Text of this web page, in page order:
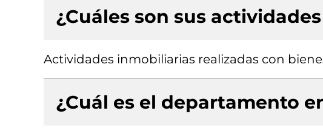
¿Cuáles son sus
Actividades inmobiliarias realizadas con
¿Cuál es el departamento